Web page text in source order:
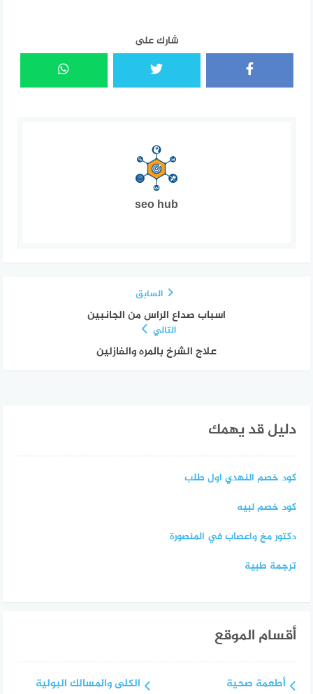
شارك على
seo hub
السابق
اسباب صداع الراس من الجانبين
التالي
علاج الشرخ بالمره والفازلين
دليل قد يهمك
كود خصم النهدي اول طلب
كود خصم لبيه
دكتور مخ واعصاب في المنصورة
ترجمة طبية
أقسام الموقع
أطعمة صحية الكلى والمسالك البولية